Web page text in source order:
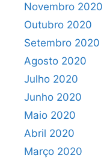
Novembro 2020
Outubro 2020
Setembro 2020
Agosto 2020
Julho 2020
Junho 2020
Maio 2020
Abril 2020
Março 2020